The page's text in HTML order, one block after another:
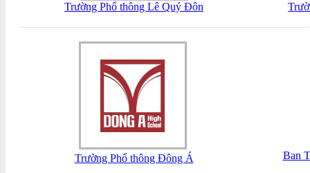
Trường Phổ thông Lê Quý Đôn
Trường Phổ thông Đông Á Ban